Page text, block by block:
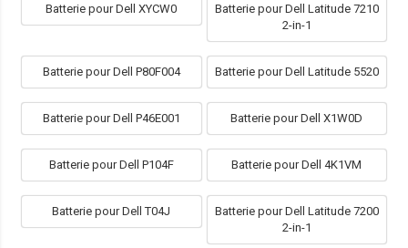
Batterie pour Dell XYCW0
Batterie pour Dell Latitude 7210
2-in-1
Batterie pour Dell P80F004 Batterie pour Dell Latitude 5520
Batterie pour Dell P46E001 Batterie pour Dell X1W0D
Batterie pour Dell P104F Batterie pour Dell 4K1VM
Batterie pour Dell T04J
Batterie pour Dell Latitude 7200
2-in-1